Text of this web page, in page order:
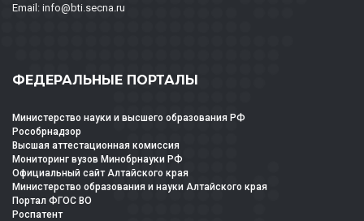
Email: info@bti.secna.ru
ФЕДЕРАЛЬНЫЕ ПОРТАЛЫ
Министерство науки и высшего образования РФ
Рособрнадзор
Высшая аттестационная комиссия
Мониторинг вузов Минобрнауки РФ
Официальный сайт Алтайского края
Министерство образования и науки Алтайского края
Портал ФГОС ВО
Роспатент